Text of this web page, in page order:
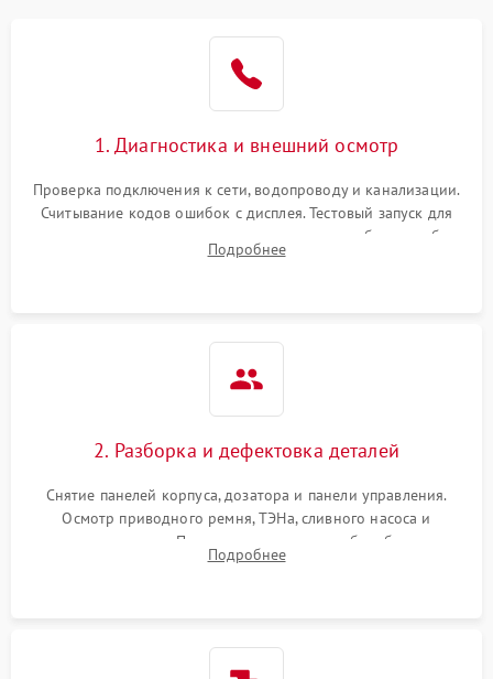
1. Диагностика и внешний осмотр
Проверка подключения к сети, водопроводу и канализации.
Считывание кодов ошибок с дисплея. Тестовый запуск для
выявления посторонних шумов, протечек или сбоев в работе
электронного модуля управления.
Подробнее
2. Разборка и дефектовка деталей
Снятие панелей корпуса, дозатора и панели управления.
Осмотр приводного ремня, ТЭНа, сливного насоса и
амортизаторов. Проверка подшипников барабана и
крестовины на износ, а манжеты люка на разрывы.
Подробнее